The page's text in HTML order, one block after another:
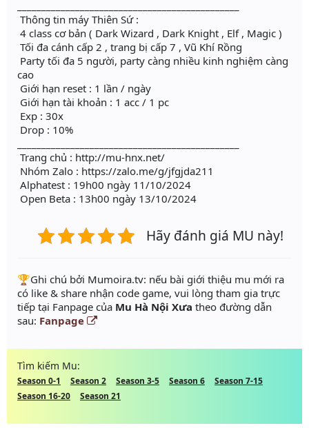
Thông tin máy Thiên Sứ :
4 class cơ bản ( Dark Wizard , Dark Knight , Elf , Magic )
Tối đa cánh cấp 2 , trang bị cấp 7 , Vũ Khí Rồng
Party tối đa 5 người, party càng nhiều kinh nghiệm càng
cao
Giới hạn reset : 1 lần / ngày
Giới hạn tài khoản : 1 acc / 1 pc
Exp : 30x
Drop : 10%
Trang chủ : http://mu-hnx.net/
Nhóm Zalo : https://zalo.me/g/jfgjda211
Alphatest : 19h00 ngày 11/10/2024
Open Beta : 13h00 ngày 13/10/2024
Hãy đánh giá MU này!
️🏆Ghi chú bởi Mumoira.tv: nếu bài giới thiệu mu mới ra
có like & share nhận code game, vui lòng tham gia trực
tiếp tại Fanpage của Mu Hà Nội Xưa theo đường dẫn
sau: Fanpage
Tìm kiếm Mu:
Season 0-1 Season 2 Season 3-5 Season 6
Season 7-15
Season 16-20
Season 21